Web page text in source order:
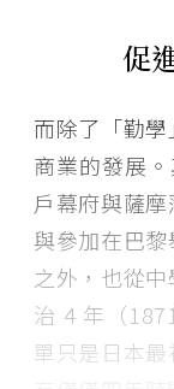
促
而除了「勤
商業的發展
戶幕府與薩
與參加在巴
之外，也從
治 4 年（
單只是日本